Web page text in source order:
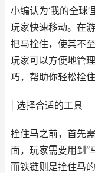
小编认为‘我的全球
玩家快速移动。在
把马拴住，使其不
玩家可以方便地管
巧，帮助你轻松拴
| 选择合适的工具
拴住马之前，首先
面，玩家需要用到“
而铁链则是拴住马